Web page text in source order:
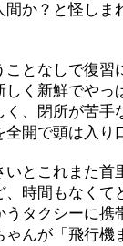
か？と怪しま
ことなしで復習
しく新鮮でやっ
、閉所が苦手
開で頭は入り
いとこれまた首
、時間もなくて
うタクシーに携
ゃんが「飛行機